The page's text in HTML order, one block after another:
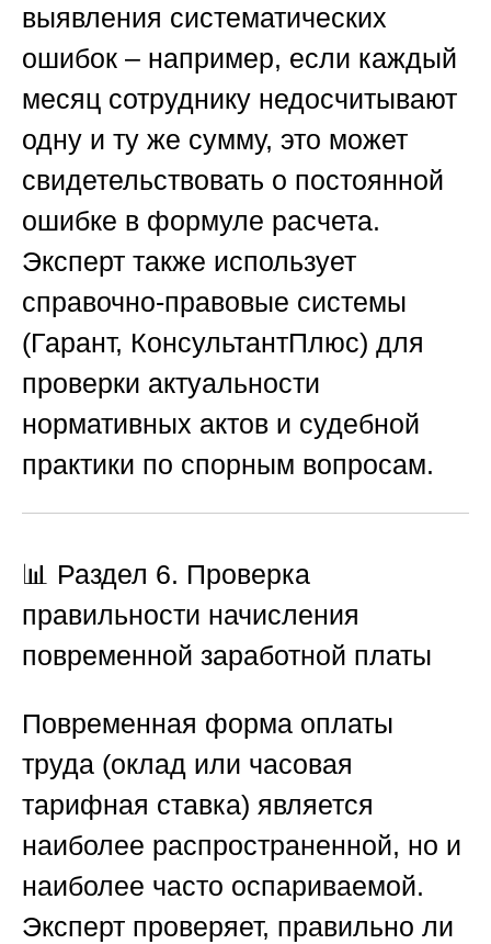
выявления систематических
ошибок – например, если каждый
месяц сотруднику недосчитывают
одну и ту же сумму, это может
свидетельствовать о постоянной
ошибке в формуле расчета.
Эксперт также использует
справочно-правовые системы
(Гарант, КонсультантПлюс) для
проверки актуальности
нормативных актов и судебной
практики по спорным вопросам.
📊 Раздел 6. Проверка
правильности начисления
повременной заработной платы
Повременная форма оплаты
труда (оклад или часовая
тарифная ставка) является
наиболее распространенной, но и
наиболее часто оспариваемой.
Эксперт проверяет, правильно ли